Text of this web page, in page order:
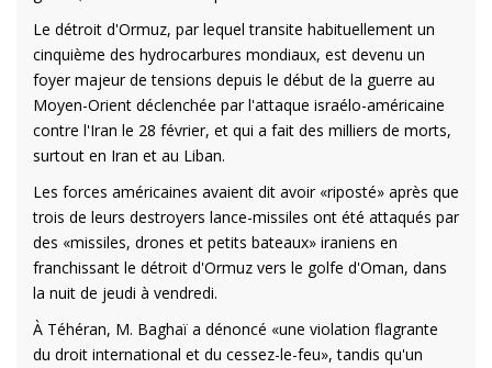
Le détroit d'Ormuz, par lequel transite habituellement un
cinquième des hydrocarbures mondiaux, est devenu un
foyer majeur de tensions depuis le début de la guerre au
Moyen-Orient déclenchée par l'attaque israélo-américaine
contre l'Iran le 28 février, et qui a fait des milliers de morts,
surtout en Iran et au Liban.
Les forces américaines avaient dit avoir «riposté» après que
trois de leurs destroyers lance-missiles ont été attaqués par
des «missiles, drones et petits bateaux» iraniens en
franchissant le détroit d'Ormuz vers le golfe d'Oman, dans
la nuit de jeudi à vendredi.
À Téhéran, M. Baghaï a dénoncé «une violation flagrante
du droit international et du cessez-le-feu», tandis qu'un